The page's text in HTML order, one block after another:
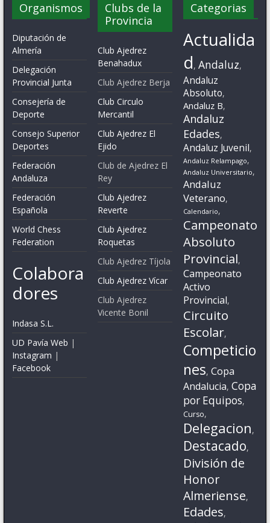
Organismos
Diputación de
Almería
Delegación
Provincial Junta
Consejería de
Deporte
Consejo Superior
Deportes
Federación
Andaluza
Federación
Española
World Chess
Federation
Colabora
dores
Indasa S.L.
UD Pavía Web |
Instagram |
Facebook
Clubs de la
Provincia
Club Ajedrez
Benahadux
Club Ajedrez Berja
Club Circulo
Mercantil
Club Ajedrez El
Ejido
Club de Ajedrez El
Rey
Club Ajedrez
Reverte
Club Ajedrez
Roquetas
Club Ajedrez Tíjola
Club Ajedrez Vícar
Club Ajedrez
Vicente Bonil
Categorias
Actualida
d,Andaluz,
Andaluz
Absoluto,
Andaluz B,
Andaluz
Edades,
Andaluz Juvenil,
Andaluz Relampago,
Andaluz Universitario,
Andaluz
Veterano,
Calendario,
Campeonato
Absoluto
Provincial,
Campeonato
Activo
Provincial,
Circuito
Escolar,
Competicio
nes,Copa
Andalucia,Copa
por Equipos,
Curso,
Delegacion,
Destacado,
División de
Honor
Almeriense,
Edades,